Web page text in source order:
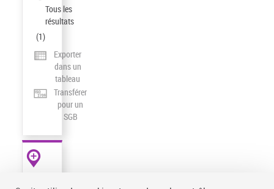
Tous les
résultats
(1)
Exporter
dans un
tableau
Transférer
pour un
SGB